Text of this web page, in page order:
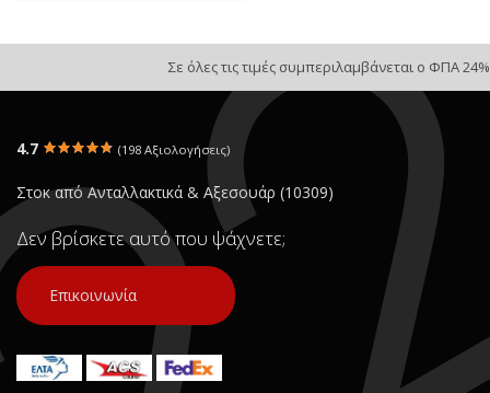
Σε όλες τις τιμές συμπεριλαμβάνεται ο ΦΠΑ 24%
4.7 (198 Αξιολογήσεις)
Στοκ από Ανταλλακτικά & Αξεσουάρ (10309)
Δεν βρίσκετε αυτό που ψάχνετε;
Επικοινωνία